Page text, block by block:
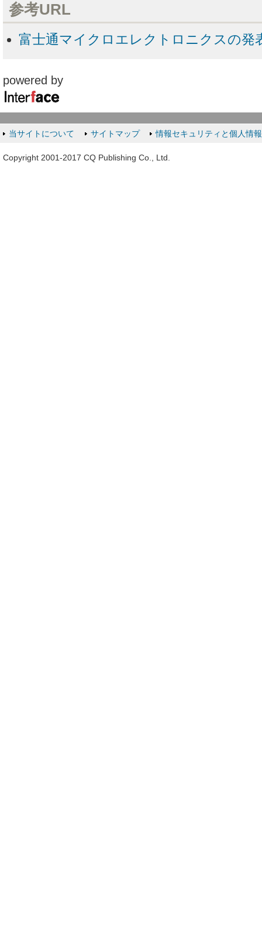
参考URL
富士通マイクロエレクトロニクスの発
powered by
当サイトについて サイトマップ 情報セキュリティと個人情
Copyright 2001-2017 CQ Publishing Co., Ltd.